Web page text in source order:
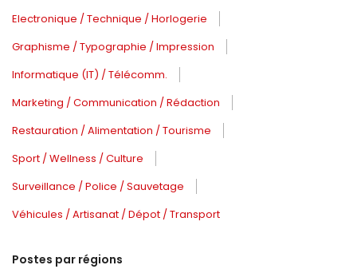
Electronique / Technique / Horlogerie
Graphisme / Typographie / Impression
Informatique (IT) / Télécomm.
Marketing / Communication / Rédaction
Restauration / Alimentation / Tourisme
Sport / Wellness / Culture
Surveillance / Police / Sauvetage
Véhicules / Artisanat / Dépot / Transport
Postes par régions